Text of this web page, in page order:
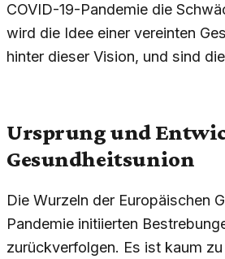
COVID-19-Pandemie die
wird die Idee einer vereinten
hinter dieser Vision, und sind
Ursprung und
Gesundheitsunion
Die Wurzeln der Europäischen
Pandemie initiierten
zurückverfolgen. Es ist kaum